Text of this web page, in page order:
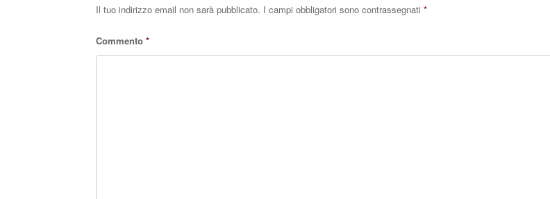
Il tuo indirizzo email non sarà pubblicato. I campi obbligatori sono contrassegnati *
Commento *